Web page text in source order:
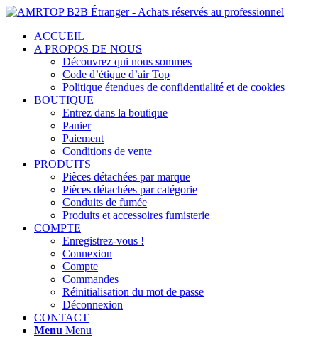
ACCUEIL
A PROPOS DE NOUS
Découvrez qui nous sommes
Code d’étique d’air Top
Politique étendues de confidentialité et de cookies
BOUTIQUE
Entrez dans la boutique
Panier
Paiement
Conditions de vente
PRODUITS
Pièces détachées par marque
Pièces détachées par catégorie
Conduits de fumée
Produits et accessoires fumisterie
COMPTE
Enregistrez-vous !
Connexion
Compte
Commandes
Réinitialisation du mot de passe
Déconnexion
CONTACT
Menu Menu